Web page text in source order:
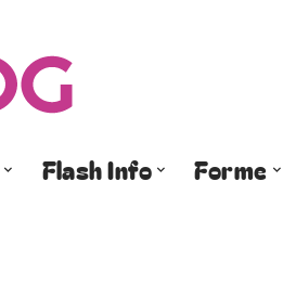
Flash Info Forme